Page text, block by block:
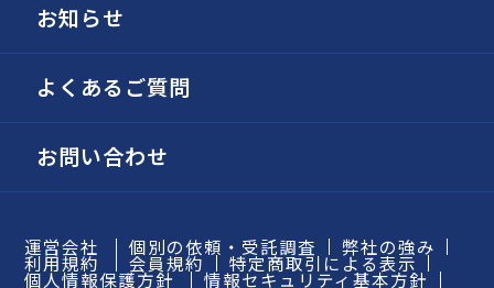
お知らせ
よくあるご質問
お問い合わせ
運営会社 個別の依頼・受託調査 弊社の強み
利用規約 会員規約 特定商取引による表示
個人情報保護方針 情報セキュリティ基本方針